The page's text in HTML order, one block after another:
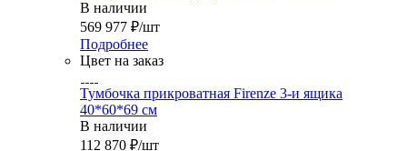
В наличии
569 977 ₽/шт
Подробнее
Цвет на заказ
Тумбочка прикроватная Firenze 3-и ящика
40*60*69 см
В наличии
112 870 ₽/шт